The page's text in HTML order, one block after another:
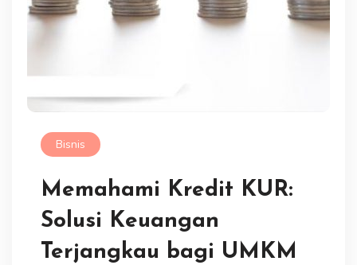
Bisnis
Memahami Kredit KUR:
Solusi Keuangan
Terjangkau bagi UMKM